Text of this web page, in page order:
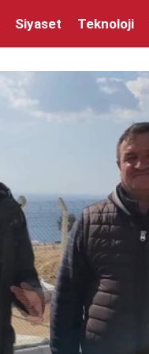
Siyaset Teknoloji